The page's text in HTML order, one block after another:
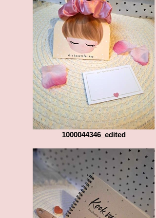
1000044346_edited